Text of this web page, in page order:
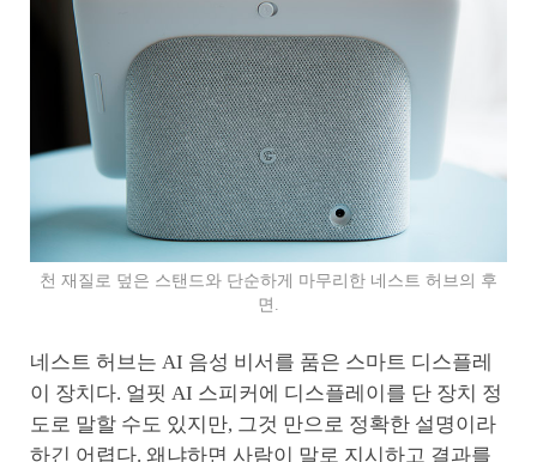
천 재질로 덮은 스탠드와 단순하게 마무리한 네스트 허브의 후
면.
네스트 허브는 AI 음성 비서를 품은 스마트 디스플레
이 장치다. 얼핏 AI 스피커에 디스플레이를 단 장치 정
도로 말할 수도 있지만, 그것 만으로 정확한 설명이라
하긴 어렵다. 왜냐하면 사람이 말로 지시하고 결과를